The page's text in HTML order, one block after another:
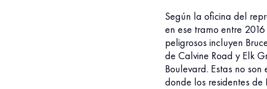
Según la oficina del
en ese tramo entre
peligrosos incluyen
de Calvine Road y Elk
Boulevard. Estas no
donde los residentes de